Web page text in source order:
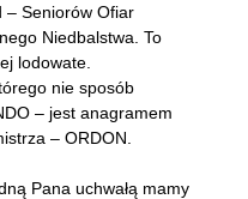
– Seniorów Ofiar
Niedbalstwa. To
lodowate.
nie sposób
– jest anagramem
– ORDON.
Pana uchwałą mamy